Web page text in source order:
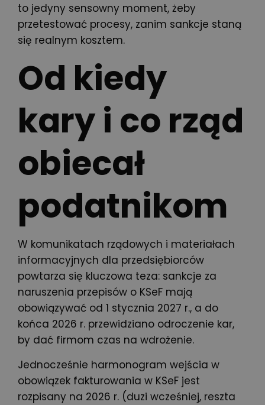
to jedyny sensowny moment, żeby
przetestować procesy, zanim sankcje staną
się realnym kosztem.
Od kiedy
kary i co rząd
obiecał
podatnikom
W komunikatach rządowych i materiałach
informacyjnych dla przedsiębiorców
powtarza się kluczowa teza: sankcje za
naruszenia przepisów o KSeF mają
obowiązywać od 1 stycznia 2027 r., a do
końca 2026 r. przewidziano odroczenie kar,
by dać firmom czas na wdrożenie.
Jednocześnie harmonogram wejścia w
obowiązek fakturowania w KSeF jest
rozpisany na 2026 r. (duzi wcześniej, reszta